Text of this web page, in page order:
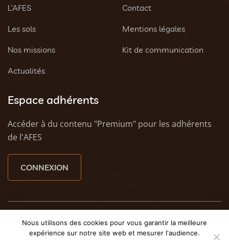
L’AFES
Les sols
Nos missions
Actualités
Contact
Mentions légales
Kit de communication
Espace adhérents
Accéder à du contenu "Premium" pour les adhérents
de l'AFES
CONNEXION
© 2023 AFES - Tous droits réservés - Une créationTony
Oheix : Agence Web CaenetWeezy - Agence web à
Nous utilisons des cookies pour vous garantir la meilleure
expérience sur notre site web et mesurer l'audience.